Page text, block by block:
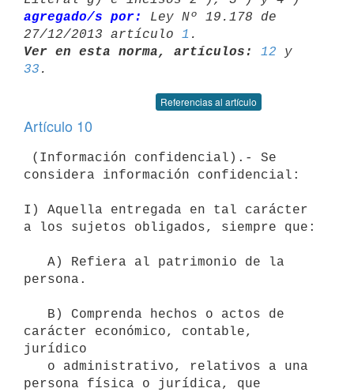
agregado/s por:
Ley Nº 19.178 de
27/12/2013 artículo 1
Ver en esta norma, artículos:
12
33
Referencias al artículo
Artículo 10
considera información confidencial:
I) Aquella entregada en tal carácter
a los sujetos obligados, siempre que:
persona.
carácter económico, contable,
jurídico
persona física o jurídica, que